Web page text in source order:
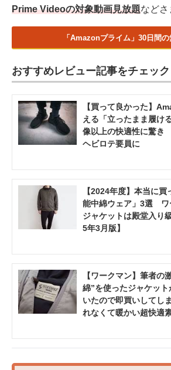
Prime Videoの対象動画見放題などさ
「Amazonプライム」30日間
おすすめレビュー記事をチェック
【買って良かった】
える「立ったまま履け
像以上の快適性に驚き
ヘビロテ要員に
【2024年度】本当に
能中綿ウェア」3選 ワ
ジャケットは殿堂入り
5年3月版】
【ワークマン】筆者の
綿”を使ったジャケッ
いたので即買いして
れなくて暖かい超快適